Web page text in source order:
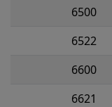
6500
6522
6600
6621